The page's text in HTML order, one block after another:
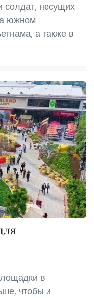
солдат, несущих
южном
а также в
в
чтобы и